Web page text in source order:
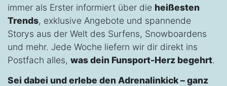
immer als Erster informiert über die heißesten
Trends, exklusive Angebote und spannende
Storys aus der Welt des Surfens, Snowboardens
und mehr. Jede Woche liefern wir dir direkt ins
Postfach alles, was dein Funsport-Herz begehrt.
Sei dabei und erlebe den Adrenalinkick – ganz